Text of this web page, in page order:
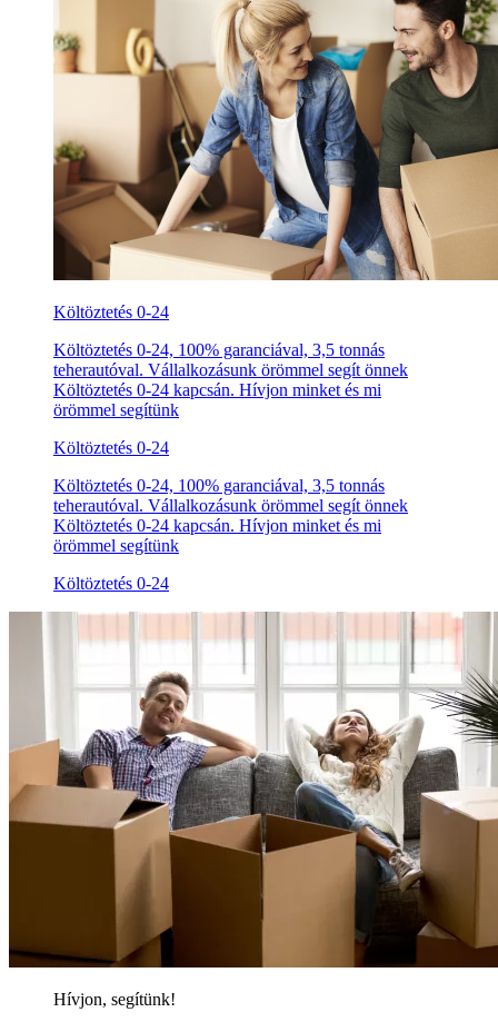
Költöztetés 0-24
Költöztetés 0-24, 100% garanciával, 3,5 tonnás
teherautóval. Vállalkozásunk örömmel segít önnek
Költöztetés 0-24 kapcsán. Hívjon minket és mi
örömmel segítünk
Költöztetés 0-24
Költöztetés 0-24, 100% garanciával, 3,5 tonnás
teherautóval. Vállalkozásunk örömmel segít önnek
Költöztetés 0-24 kapcsán. Hívjon minket és mi
örömmel segítünk
Költöztetés 0-24
Hívjon, segítünk!